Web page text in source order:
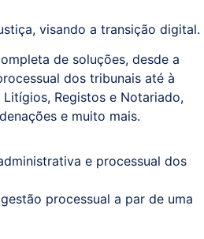
visando a transição digital.
de soluções, desde a
dos tribunais até à
Registos e Notariado,
e muito mais.
e processual dos
processual a par de uma